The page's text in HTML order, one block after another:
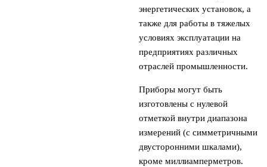
энергетических установок, а
также для работы в тяжелых
условиях эксплуатации на
предприятиях различных
отраслей промышленности.
Приборы могут быть
изготовлены с нулевой
отметкой внутри диапазона
измерений (с симметричными
двусторонними шкалами),
кроме миллиамперметров.